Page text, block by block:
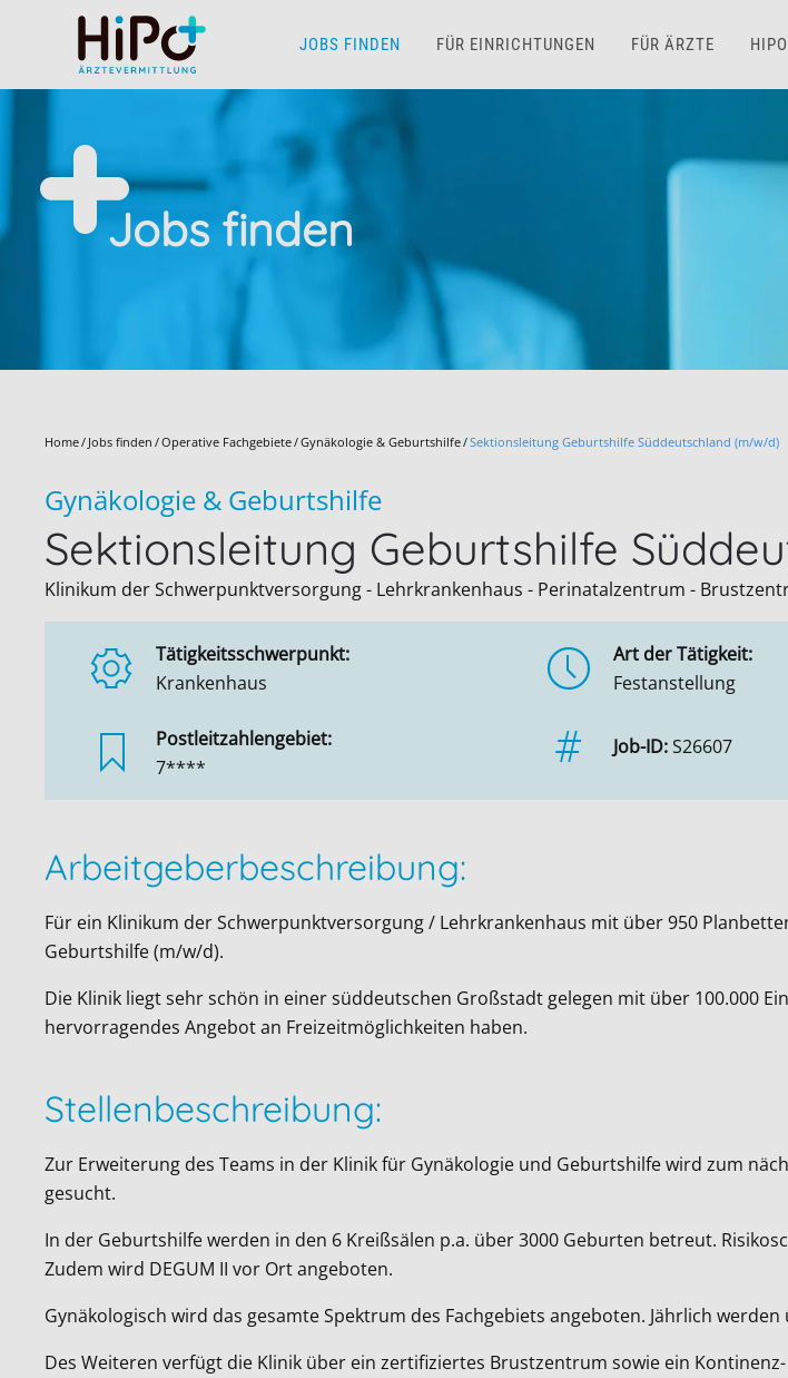
Skip to main content JOBS FINDEN FÜR EINRICHTUNGEN FÜR ÄRZTE
Jobs finden
Home Jobs finden Operative Fachgebiete Gynäkologie & Geburtshilfe Sektionsleitung Geburtshilfe Süddeutschland (m/w/d)
Gynäkologie & Geburtshilfe
Sektionsleitung Geburtshilfe
Klinikum der Schwerpunktversorgung - Lehrkrankenhaus - Perinatalzentrum -
Tätigkeitsschwerpunkt:
Krankenhaus
Art der Tätigkeit:
Festanstellung
Postleitzahlengebiet:
7****
Job-ID:S26607
Arbeitgeberbeschreibung:
Für ein Klinikum der Schwerpunktversorgung / Lehrkrankenhaus mit über 950
Geburtshilfe (m/w/d).
Die Klinik liegt sehr schön in einer süddeutschen Großstadt gelegen mit über 100.000
hervorragendes Angebot an Freizeitmöglichkeiten haben.
Stellenbeschreibung:
Zur Erweiterung des Teams in der Klinik für Gynäkologie und Geburtshilfe wird zum
gesucht.
In der Geburtshilfe werden in den 6 Kreißsälen p.a. über 3000 Geburten betreut.
Zudem wird DEGUM II vor Ort angeboten.
Gynäkologisch wird das gesamte Spektrum des Fachgebiets angeboten. Jährlich
Des Weiteren verfügt die Klinik über ein zertifiziertes Brustzentrum sowie ein